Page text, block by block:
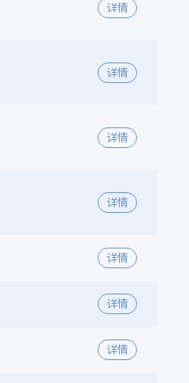
详情
详情
详情
详情
详情
详情
详情